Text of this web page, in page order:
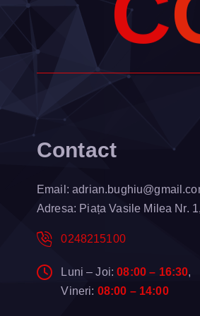
Contact
Email:
Adresa: Piața Vasile Milea Nr.
0248215100
Luni – Joi:08:00 – 16:30,
Vineri: 08:00 – 14:00